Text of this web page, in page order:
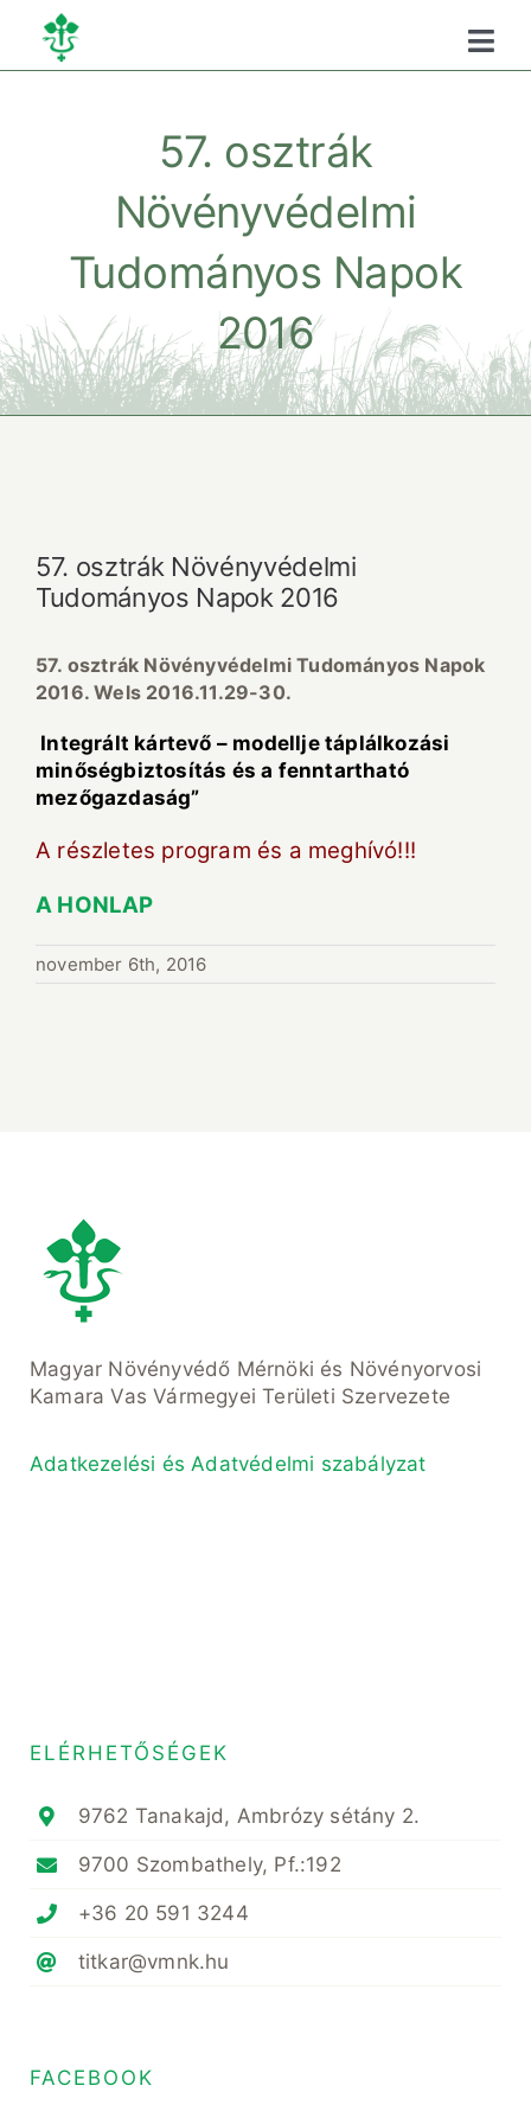
Kihagyás
Kamaráról
Oktatás
Szükséghelyzeti
57. osztrák
Növényvédelmi
Tudományos Napok
2016
57. osztrák Növényvédelmi
Tudományos Napok 2016
57. osztrák Növényvédelmi Tudományos Napok
2016. Wels 2016.11.29-30.
Integrált kártevő – modellje táplálkozási
minőségbiztosítás és a fenntartható
mezőgazdaság”
A részletes program és a meghívó!!!
A HONLAP
november 6th, 2016
Magyar Növényvédő Mérnöki és Növényorvosi
Kamara Vas Vármegyei Területi Szervezete
Adatkezelési és Adatvédelmi szabályzat
ELÉRHETŐSÉGEK
9762 Tanakajd, Ambrózy sétány 2.
9700 Szombathely, Pf.:192
+36 20 591 3244
titkar@vmnk.hu
FACEBOOK